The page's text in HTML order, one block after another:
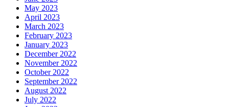
May 2023
April 2023
March 2023
February 2023
January 2023
December 2022
November 2022
October 2022
September 2022
August 2022
July 2022